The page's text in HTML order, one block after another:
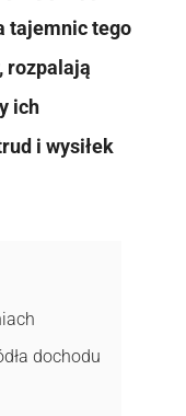
tajemnic tego
rozpalają
ich
i wysiłek
dochodu